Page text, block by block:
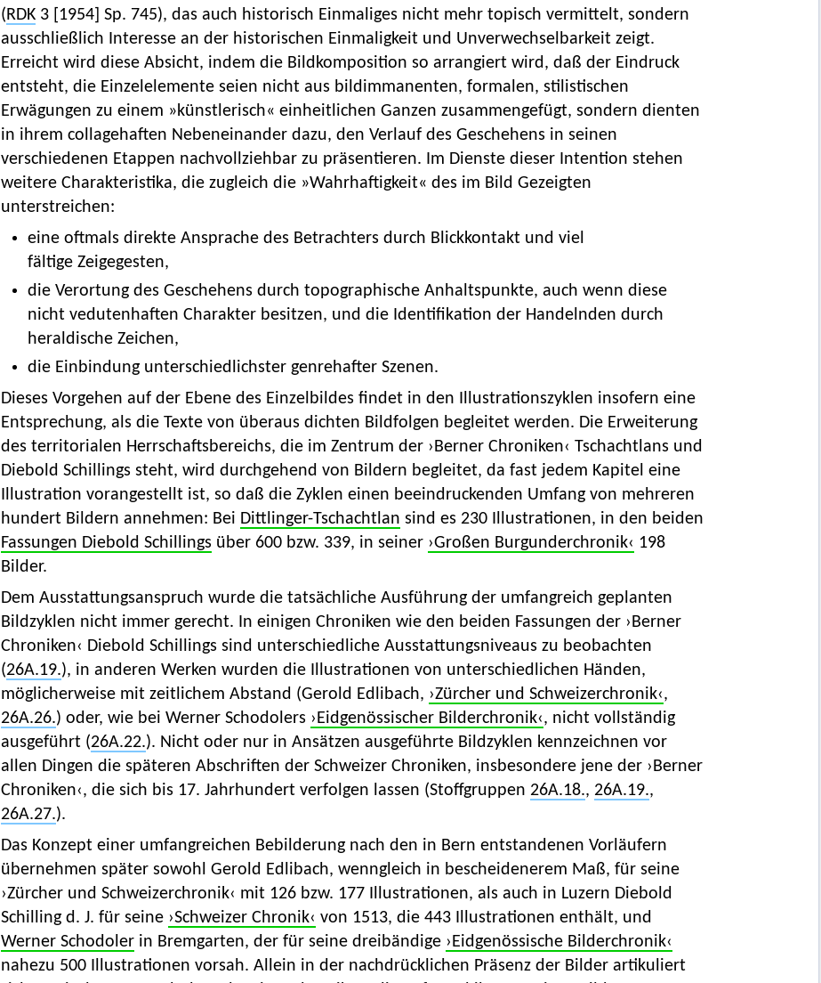
( RDK3 [1954] Sp. 745), das auch historisch Einmaliges nicht mehr topisch vermittelt, sondern
ausschließlich Interesse an der historischen Einmaligkeit und Unverwechselbarkeit zeigt.
Erreicht wird diese Absicht, indem die Bildkomposition so arrangiert wird, daß der Eindruck
entsteht, die Einzelelemente seien nicht aus bildimmanenten, formalen, stilistischen
Erwägungen zu einem »künstlerisch« einheitlichen Ganzen zusammengefügt, sondern dienten
in ihrem collagehaften Nebeneinander dazu, den Verlauf des Geschehens in seinen
verschiedenen Etappen nachvollziehbar zu präsentieren. Im Dienste dieser Intention stehen
weitere Charakteristika, die zugleich die »Wahrhaftigkeit« des im Bild Gezeigten
unterstreichen:
eine oftmals direkte Ansprache des Betrachters durch Blickkontakt und viel
fältige Zeigegesten,
die Verortung des Geschehens durch topographische Anhaltspunkte, auch wenn diese
nicht vedutenhaften Charakter besitzen, und die Identifikation der Handelnden durch
heraldische Zeichen,
die Einbindung unterschiedlichster genrehafter Szenen.
Dieses Vorgehen auf der Ebene des Einzelbildes findet in den Illustrations­zyklen insofern eine
Entsprechung, als die Texte von überaus dichten Bildfolgen begleitet werden. Die Erweiterung
des territorialen Herrschaftsbereichs, die im Zentrum der ›Berner Chroniken‹ Tschachtlans und
Diebold Schillings steht, wird durchgehend von Bildern begleitet, da fast jedem Kapitel eine
Illustration vorangestellt ist, so daß die Zyklen einen beeindruckenden Umfang von mehreren
hundert Bildern annehmen: Bei Dittlinger-Tschachtlan sind es 230 Illustrationen, in den beiden
Fassungen Diebold Schillings über 600 bzw. 339, in seiner ›Großen Burgunderchronik‹ 198
Bilder.
Dem Ausstattungsanspruch wurde die tatsächliche Ausführung der umfangreich geplanten
Bildzyklen nicht immer gerecht. In einigen Chroniken wie den beiden Fassungen der ›Berner
Chroniken‹ Diebold Schillings sind unterschiedliche Ausstattungsniveaus zu beobachten
(26A.19.), in anderen Werken wurden die Illustrationen von unterschiedlichen Händen,
möglicherweise mit zeitlichem Abstand (Gerold Edlibach, ›Zürcher und Schweizerchronik‹,
26A.26.) oder, wie bei Werner Schodolers ›Eidgenössischer Bilderchronik‹, nicht vollständig
ausgeführt (26A.22.). Nicht oder nur in Ansätzen ausgeführte Bildzyklen kennzeichnen vor
allen Dingen die späteren Abschriften der Schweizer Chroniken, insbesondere jene der ›Berner
Chroniken‹, die sich bis 17. Jahrhundert verfolgen lassen (Stoffgruppen 26A.18., 26A.19.,
26A.27.).
Das Konzept einer umfangreichen Bebilderung nach den in Bern entstandenen Vorläufern
übernehmen später sowohl Gerold Edlibach, wenngleich in bescheidenerem Maß, für seine
›Zürcher und Schweizerchronik‹ mit 126 bzw. 177 Illustrationen, als auch in Luzern Diebold
Schilling d. J. für seine ›Schweizer Chronik‹ von 1513, die 443 Illustrationen enthält, und
Werner Schodolerin Bremgarten, der für seine dreibändige ›Eidgenössische Bilderchronik‹
nahezu 500 Illustrationen vorsah. Allein in der nachdrücklichen Präsenz der Bilder artikuliert